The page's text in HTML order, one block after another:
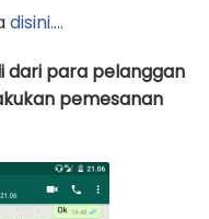
disini….
dari para pelanggan
pemesanan